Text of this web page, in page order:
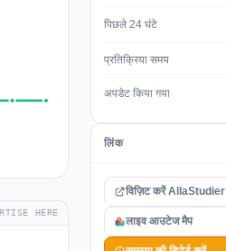
HERE
पिछले 24 घंटे
प्रतिक्रिया समय
अपडेट किया गया
लिंक
विज़िट करें AllaStudier
लाइव आउटेज मैप